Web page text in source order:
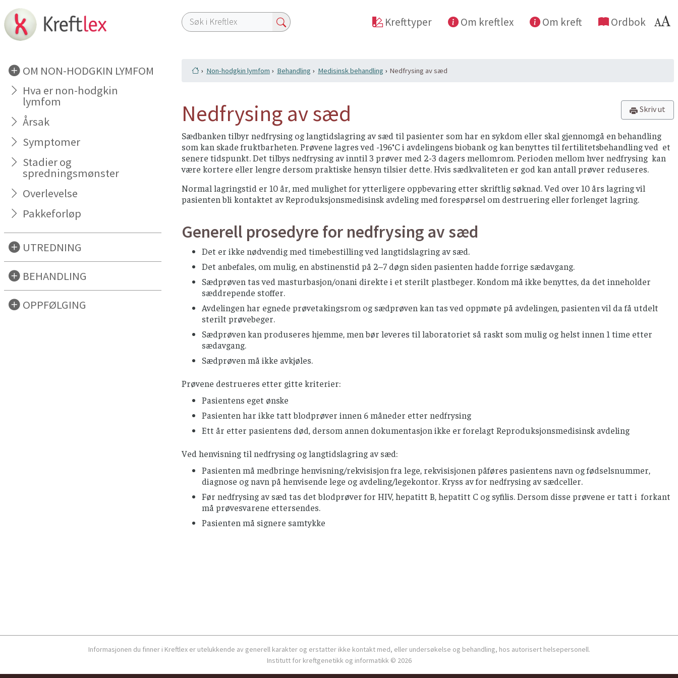
OM NON-HODGKIN LYMFOM
Hva er non-hodgkin
lymfom
Årsak
Symptomer
Stadier og
spredningsmønster
Overlevelse
Pakkeforløp
UTREDNING
BEHANDLING
OPPFØLGING
Krefttyper Om kreftlex Om kreft Ordbok
Non-hodgkin lymfom Behandling Medisinsk behandling Nedfrysing av sæd
Skriv ut
Nedfrysing av sæd
Sædbanken tilbyr nedfrysing og langtidslagring av sæd til pasienter som har en sykdom eller skal gjennomgå en behandling
som kan skade fruktbarheten. Prøvene lagres ved -196°C i avdelingens biobank og kan benyttes til fertilitetsbehandling ved et
senere tidspunkt. Det tilbys nedfrysing av inntil 3 prøver med 2-3 dagers mellomrom. Perioden mellom hver nedfrysing kan
være kortere eller lengre dersom praktiske hensyn tilsier dette. Hvis sædkvaliteten er god kan antall prøver reduseres.
Normal lagringstid er 10 år, med mulighet for ytterligere oppbevaring etter skriftlig søknad. Ved over 10 års lagring vil
pasienten bli kontaktet av Reproduksjonsmedisinsk avdeling med forespørsel om destruering eller forlenget lagring.
Generell prosedyre for nedfrysing av sæd
Det er ikke nødvendig med timebestilling ved langtidslagring av sæd.
Det anbefales, om mulig, en abstinenstid på 2–7 døgn siden pasienten hadde forrige sædavgang.
Sædprøven tas ved masturbasjon/onani direkte i et sterilt plastbeger. Kondom må ikke benyttes, da det inneholder
sæddrepende stoffer.
Avdelingen har egnede prøvetakingsrom og sædprøven kan tas ved oppmøte på avdelingen, pasienten vil da få utdelt
sterilt prøvebeger.
Sædprøven kan produseres hjemme, men bør leveres til laboratoriet så raskt som mulig og helst innen 1 time etter
sædavgang.
Sædprøven må ikke avkjøles.
Prøvene destrueres etter gitte kriterier:
Pasientens eget ønske
Pasienten har ikke tatt blodprøver innen 6 måneder etter nedfrysing
Ett år etter pasientens død, dersom annen dokumentasjon ikke er forelagt Reproduksjonsmedisinsk avdeling
Ved henvisning til nedfrysing og langtidslagring av sæd:
Pasienten må medbringe henvisning/rekvisisjon fra lege, rekvisisjonen påføres pasientens navn og fødselsnummer,
diagnose og navn på henvisende lege og avdeling/legekontor. Kryss av for nedfrysing av sædceller.
Før nedfrysing av sæd tas det blodprøver for HIV, hepatitt B, hepatitt C og syfilis. Dersom disse prøvene er tatt i forkant
må prøvesvarene ettersendes.
Pasienten må signere samtykke
Informasjonen du finner i Kreftlex er utelukkende av generell karakter og erstatter ikke kontakt med, eller undersøkelse og behandling, hos autorisert helsepersonell.
Institutt for kreftgenetikk og informatikk © 2026